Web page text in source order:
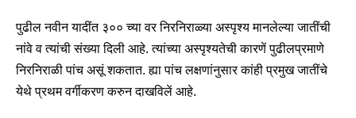
पुढील नवीन यादींत ३०० च्या वर निरनिराळ्या अस्पृश्य मानलेल्या जातींची
नांवे व त्यांची संख्या दिली आहे. त्यांच्या अस्पृश्यतेची कारणें पुढीलप्रमाणे
निरनिराळी पांच असूं शकतात. ह्या पांच लक्षणांनुसार कांही प्रमुख जातींचे
येथे प्रथम वर्गीकरण करुन दाखविलें आहे.